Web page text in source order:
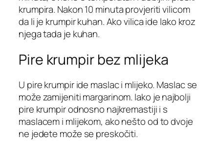
krumpira. Nakon 10 minuta provjeriti vilicom
da li je krumpir kuhan. Ako vilica ide lako kroz
njega tada je kuhan.
Pire krumpir bez mlijeka
U pire krumpir ide maslac i mlijeko. Maslac se
može zamijeniti margarinom. Iako je najbolji
pire krumpir odnosno najkremastiji i s
maslacem i mlijekom, ako nešto od to dvoje
ne jedete može se preskočiti.